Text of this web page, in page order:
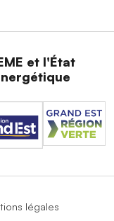
et l'État
légales